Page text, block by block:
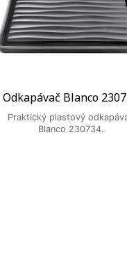
Odkapávač Blanco
Praktický plastový
Blanco 230734.